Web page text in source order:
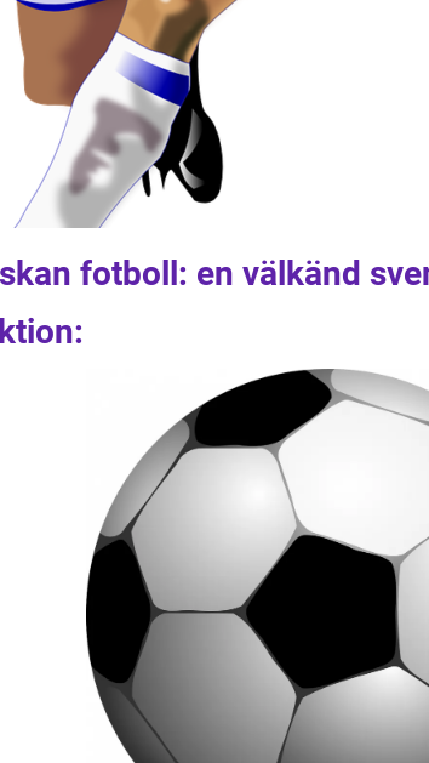
fotboll: en välkänd